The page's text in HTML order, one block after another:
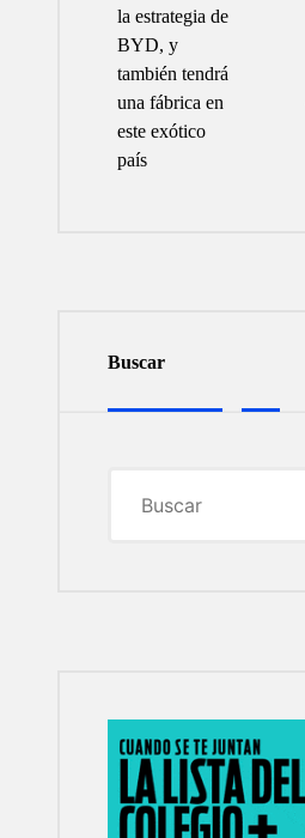
la estrategia de
BYD, y
también tendrá
una fábrica en
este exótico
país
Buscar